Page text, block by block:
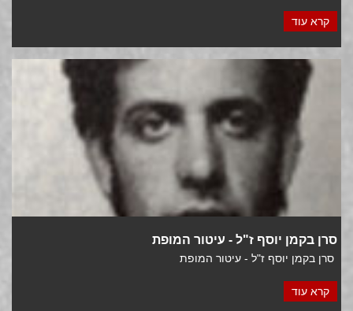
קרא עוד
סרן בקמן יוסף ז"ל - עיטור המופת
סרן בקמן יוסף ז"ל - עיטור המופת
קרא עוד